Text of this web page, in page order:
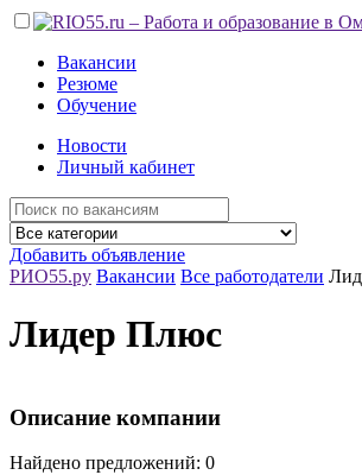
Вакансии
Резюме
Обучение
Новости
Личный кабинет
Добавить объявление
РИО55.ру Вакансии Все работодатели
Лидер Плюс
Описание компании
Найдено предложений: 0